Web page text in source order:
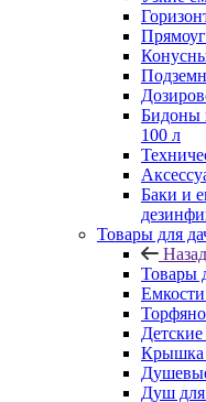
Бидоны
100 л
Баки и
Товары для
Назад
Товары
Крышка
Душ для